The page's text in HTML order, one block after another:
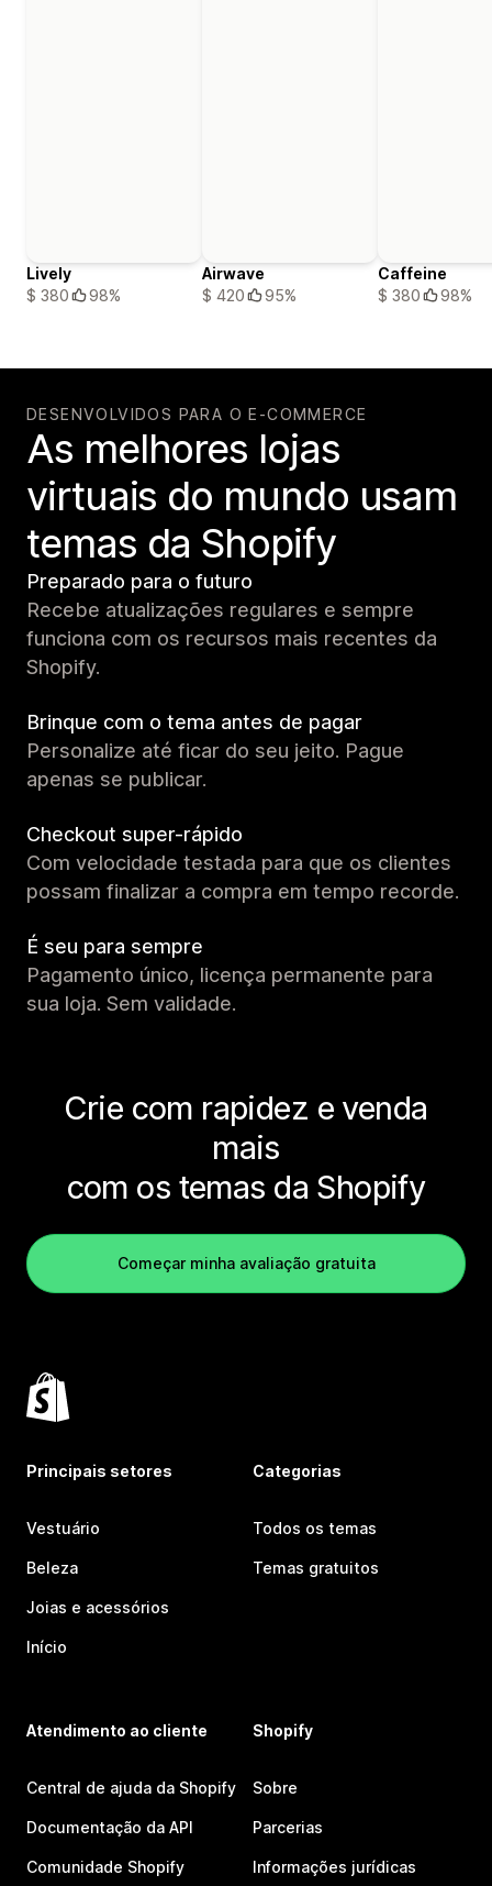
Lively
$ 380
98%
Airwave
$ 420
95%
Caffeine
$ 380
98%
DESENVOLVIDOS PARA O E-COMMERCE
As melhores lojas
virtuais do mundo usam
temas da Shopify
Preparado para o futuro
Recebe atualizações regulares e sempre
funciona com os recursos mais recentes da
Shopify.
Brinque com o tema antes de pagar
Personalize até ficar do seu jeito. Pague
apenas se publicar.
Checkout super-rápido
Com velocidade testada para que os clientes
possam finalizar a compra em tempo recorde.
É seu para sempre
Pagamento único, licença permanente para
sua loja. Sem validade.
Crie com rapidez e venda
mais
com os temas da Shopify
Começar minha avaliação gratuita
Principais setores
Vestuário
Beleza
Joias e acessórios
Início
Categorias
Todos os temas
Temas gratuitos
Atendimento ao cliente
Central de ajuda da Shopify
Documentação da API
Comunidade Shopify
Shopify
Sobre
Parcerias
Informações jurídicas